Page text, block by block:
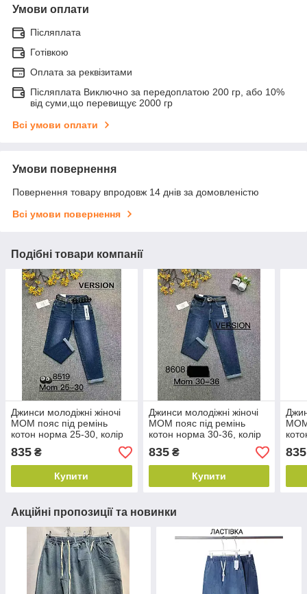
Умови оплати
Післяплата
Готівкою
Оплата за реквізитами
Післяплата Виключно за передоплатою 200 гр, або 10%
від суми,що перевищує 2000 гр
Всі умови оплати
Умови повернення
Повернення товару впродовж 14 днів за домовленістю
Всі умови повернення
Подібні товари компанії
Джинси молодіжні жіночі
МОМ пояс під ремінь
котон норма 25-30, колір
синій
835 ₴
Купити
Джинси молодіжні жіночі
МОМ пояс під ремінь
котон норма 30-36, колір
синій
835₴
Купити
МОМ
835
Акційні пропозиції та новинки